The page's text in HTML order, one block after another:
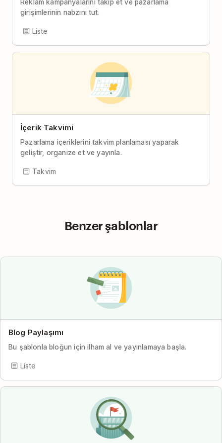
girişimlerinin nabzını tut.
Liste
İçerik Takvimi
Pazarlama içeriklerini takvim planlaması yaparak
geliştir, organize et ve yayınla.
Takvim
Benzer şablonlar
Blog Paylaşımı
Bu şablonla bloğun için ilham al ve yayınlamaya başla.
Liste